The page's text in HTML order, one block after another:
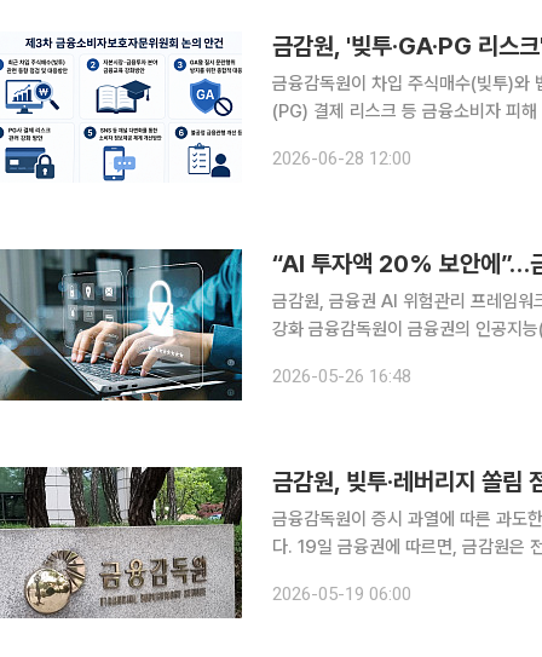
금감원, '빚투·GA·PG 리스
금융감독원이 차입 주식매수(빚투)와
(PG) 결제 리스크 등 금융소비자 피
함께 추진한다. 금감원은 이
2026-06-28 12:00
“AI 투자액 20% 보안에”…
금감원, 금융권 AI 위험관리 프레임
강화 금융감독원이 금융권의 인공지능(AI) 활용 확산에 맞춰 보안 투자와 위험관리 체계 강화에 나
우려가 커지자 금융당국도 사전예방
2026-05-26 16:48
금감원, 빚투·레버리지 쏠림
금융감독원이 증시 과열에 따른 과도
다. 19일 금융권에 따르면, 금감원은 전날 서울 여의도 본원에서 제2차 소비자위험대응협의회를 열
터 감독·검사, 시정 조치까지 전 과정
2026-05-19 06:00